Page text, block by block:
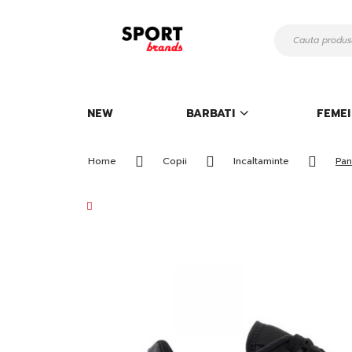
Continut
NEW BARBATI FEMEI
Home Copii Incaltaminte